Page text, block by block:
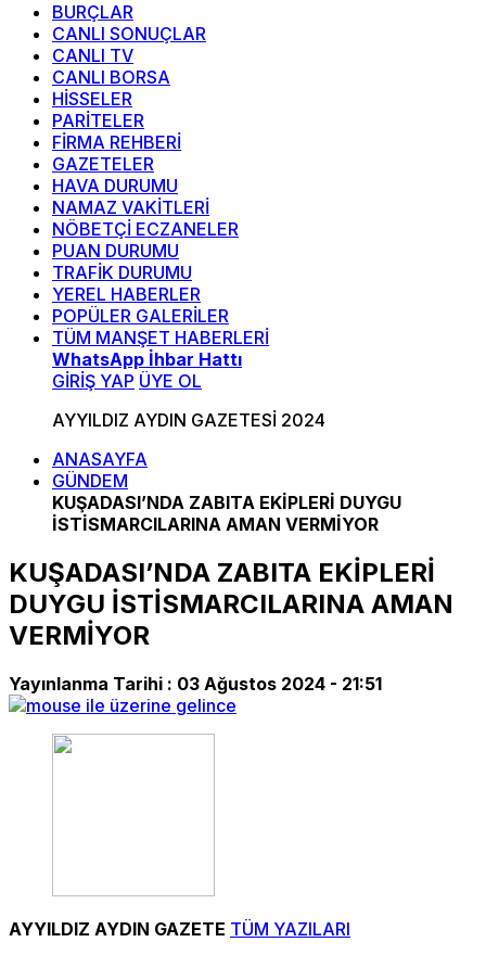
BURÇLAR
CANLI SONUÇLAR
CANLI TV
CANLI BORSA
HİSSELER
PARİTELER
FİRMA REHBERİ
GAZETELER
HAVA DURUMU
NAMAZ VAKİTLERİ
NÖBETÇİ ECZANELER
PUAN DURUMU
TRAFİK DURUMU
YEREL HABERLER
POPÜLER GALERİLER
TÜM MANŞET HABERLERİ
WhatsApp İhbar Hattı
GİRİŞ YAP ÜYE OL
AYYILDIZ AYDIN GAZETESİ 2024
ANASAYFA
GÜNDEM
KUŞADASI’NDA ZABITA EKİPLERİ DUYGU
İSTİSMARCILARINA AMAN VERMİYOR
KUŞADASI’NDA ZABITA EKİPLERİ
DUYGU İSTİSMARCILARINA AMAN
VERMİYOR
Yayınlanma Tarihi : 03 Ağustos 2024 - 21:51
AYYILDIZ AYDIN GAZETE TÜM YAZILARI